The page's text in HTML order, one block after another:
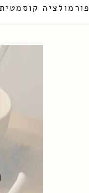
פורמולציה